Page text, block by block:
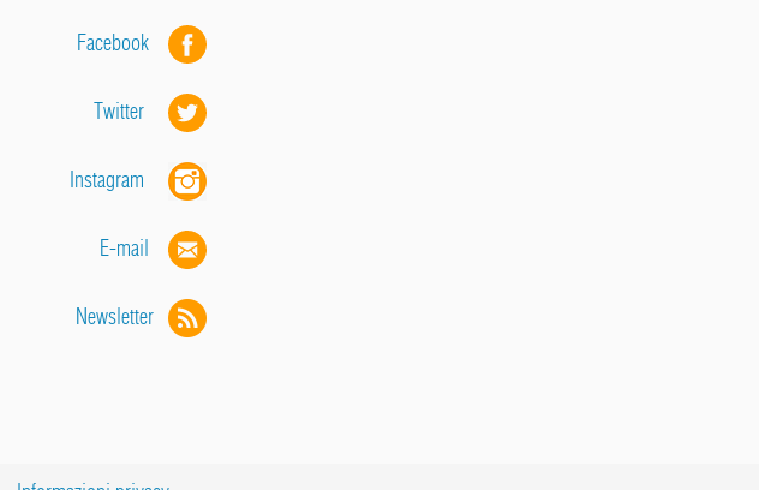
Facebook
Twitter
Instagram
E-mail
Newsletter